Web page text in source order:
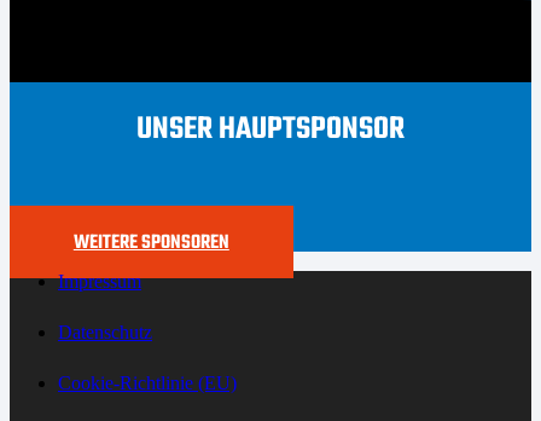
UNSER HAUPTSPONSOR
WEITERE SPONSOREN
Impressum
Datenschutz
Cookie-Richtlinie (EU)